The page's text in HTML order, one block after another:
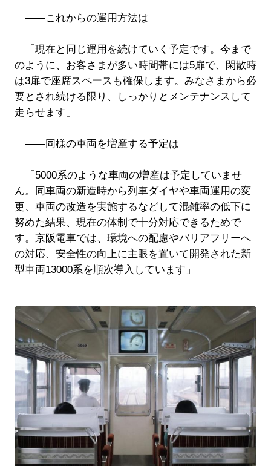
――これからの運用方法は
「現在と同じ運用を続けていく予定です。今まで
のように、お客さまが多い時間帯には5扉で、閑散時
は3扉で座席スペースも確保します。みなさまから必
要とされ続ける限り、しっかりとメンテナンスして
走らせます」
――同様の車両を増産する予定は
「5000系のような車両の増産は予定していませ
ん。同車両の新造時から列車ダイヤや車両運用の変
更、車両の改造を実施するなどして混雑率の低下に
努めた結果、現在の体制で十分対応できるためで
す。京阪電車では、環境への配慮やバリアフリーへ
の対応、安全性の向上に主眼を置いて開発された新
型車両13000系を順次導入しています」